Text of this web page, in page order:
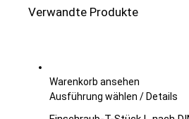
Verwandte Produkte
Warenkorb ansehen
Ausführung wählen Dieses
/Details